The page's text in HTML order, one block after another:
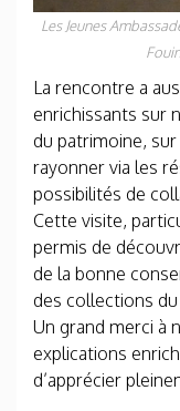
Les Jeunes
La rencontre a
enrichissants sur
du patrimoine,
rayonner via les
possibilités de
Cette visite,
permis de
de la bonne
des collections
Un grand merci à
explications
d’apprécier